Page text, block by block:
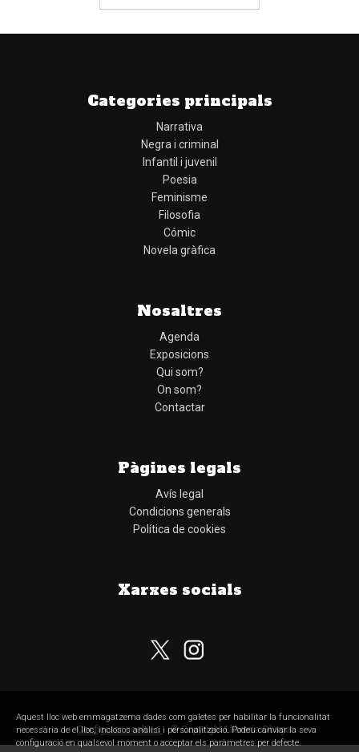
Categories principals
Narrativa
Negra i criminal
Infantil i juvenil
Poesia
Feminisme
Filosofia
Cómic
Novela gràfica
Nosaltres
Agenda
Exposicions
Qui som?
On som?
Contactar
Pàgines legals
Avís legal
Condicions generals
Política de cookies
Xarxes socials
Configurar cookies © Copyright Llibreria Obaga
Aquest lloc web emmagatzema dades com galetes per habilitar la funcionalitat
necessària de el lloc, inclosos anàlisi i personalització. Podeu canviar la seva
configuració en qualsevol moment o acceptar els paràmetres per defecte.
Subscriu-te al nostre butlletí